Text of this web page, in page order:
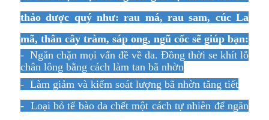
thảo dược quý như: rau má, rau sam, cúc La
mã, thân cây tràm, sáp ong, ngũ cốc sẽ giúp bạn:
- Ngăn chặn mọi vấn đề về da. Đồng thời se khít lỗ
chân lông bằng cách làm tan bã nhờn
- Làm giảm và kiểm soát lượng bã nhờn tăng tiết
- Loại bỏ tế bào da chết một cách tự nhiên để ngăn